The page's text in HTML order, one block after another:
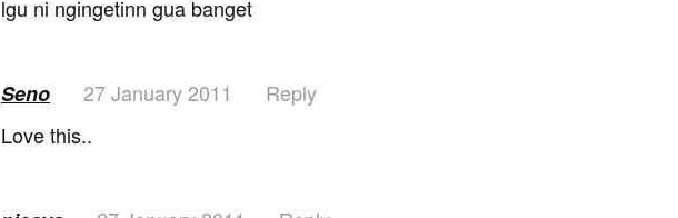
lgu ni ngingetinn gua banget
Seno 27 January 2011
Reply
Love this..